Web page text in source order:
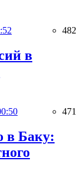
482
в
471
в Баку: